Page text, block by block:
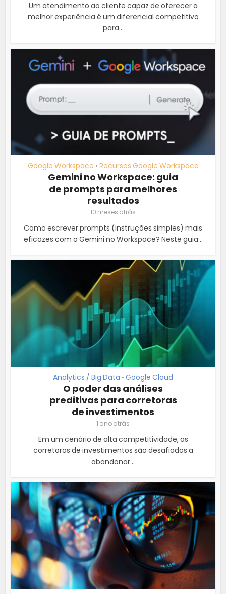
Um atendimento ao cliente capaz de oferecer a
melhor experiência é um diferencial competitivo
para...
Google Workspace • Recursos Google Workspace
Gemini no Workspace: guia
de prompts para melhores
resultados
10 meses atrás
Como escrever prompts (instruções simples) mais
eficazes com o Gemini no Workspace? Neste guia...
Analytics / Big Data • Google Cloud
O poder das análises
preditivas para corretoras
de investimentos
1 ano atrás
Em um cenário de alta competitividade, as
corretoras de investimentos são desafiadas a
abandonar...